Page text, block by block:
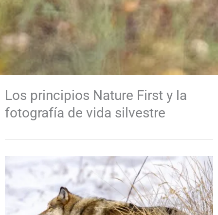
Los principios Nature First y la
fotografía de vida silvestre